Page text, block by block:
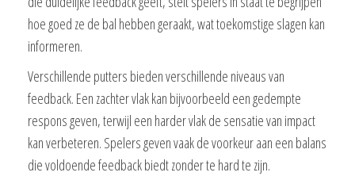
hoe goed ze de bal hebben geraakt, wat toekomstige slagen kan
informeren.
Verschillende putters bieden verschillende niveaus van
feedback. Een zachter vlak kan bijvoorbeeld een gedempte
respons geven, terwijl een harder vlak de sensatie van impact
kan verbeteren. Spelers geven vaak de voorkeur aan een balans
die voldoende feedback biedt zonder te hard te zijn.